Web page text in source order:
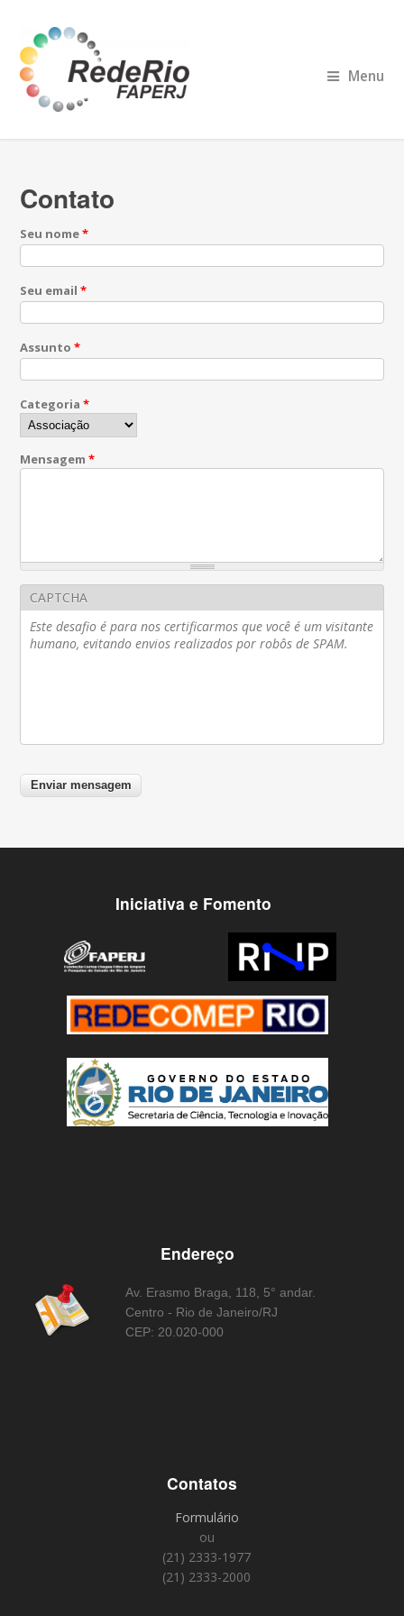
Menu
Contato
Seu nome*
Seu email*
Assunto*
Categoria*
Mensagem*
CAPTCHA
Este desafio é para nos certificarmos que você é um visitante
humano, evitando envios realizados por robôs de SPAM.
Iniciativa e Fomento
Endereço
Av. Erasmo Braga, 118, 5° andar.
Centro - Rio de Janeiro/RJ
CEP: 20.020-000
Contatos
Formulário
ou
(21) 2333-1977
(21) 2333-2000